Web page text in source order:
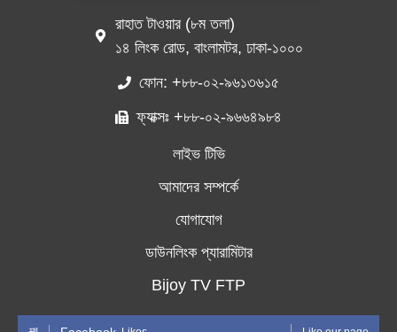
রাহাত টাওয়ার (৮ম তলা)
১৪ লিংক রোড, বাংলামটর, ঢাকা-১০০০
ফোন: +৮৮-০২-৯৬১৩৬১৫
ফ্যাক্সঃ +৮৮-০২-৯৬৬৪৯৮৪
লাইভ টিভি
আমাদের সম্পর্কে
যোগাযোগ
ডাউনলিংক প্যারামিটার
Bijoy TV FTP